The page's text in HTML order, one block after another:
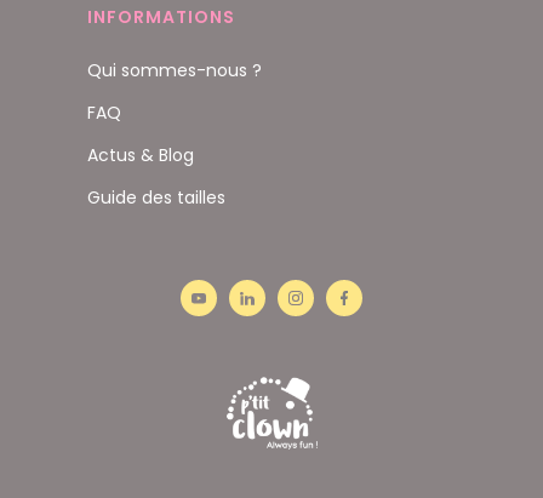
INFORMATIONS
Qui sommes-nous ?
FAQ
Actus & Blog
Guide des tailles